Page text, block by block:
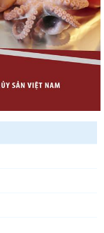
phục hồi trong
khẩu mực,